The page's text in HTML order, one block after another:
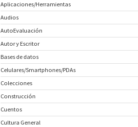
Aplicaciones/Herramientas
Audios
AutoEvaluación
Autor y Escritor
Bases de datos
Celulares/Smartphones/PDAs
Colecciones
Construcción
Cuentos
Cultura General